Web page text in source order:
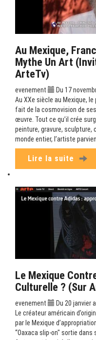
Au Mexique,
Mythe Un Art
ArteTv)
evenement
Du 17
Au XXe siècle au Mexique,
fait de la cosmovision de
œuvre. Tout ce qu’il crée
peinture, gravure, sculpture,
monde entier, l’artiste
Lire la suite
Le Mexique
Culturelle ? (sur
evenement
Du 20 janvier
Le créateur américain
par le Mexique
“Oaxaca slip-on" sortie dans